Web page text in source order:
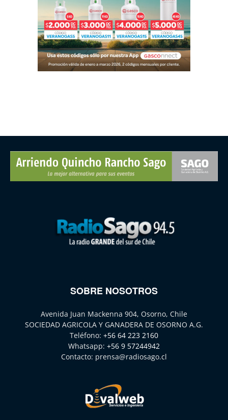
SOBRE NOSOTROS
Avenida Juan Mackenna 904, Osorno, Chile
SOCIEDAD AGRICOLA Y GANADERA DE OSORNO A.G.
Teléfono: +56 64 223 2160
Whatsapp: +56 9 57244942
Contacto: prensa@radiosago.cl